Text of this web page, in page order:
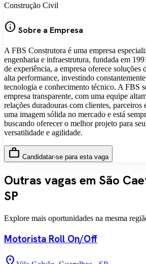
Construção Civil
info Sobre a Empresa
A FBS Construtora é uma empresa
engenharia e infraestrutura, fundada em
de experiência, a empresa oferece soluções
alta performance, investindo
tecnologia e conhecimento técnico. A FBS
empresa transparente, com uma equipe
relações duradouras com clientes, parceiros
uma imagem sólida no mercado e está
buscando oferecer o melhor projeto para
versatilidade e agilidade.
work Candidatar-se para esta vaga
Outras vagas em São
SP
Explore mais oportunidades na mesma
Motorista Roll On/Off
location_on